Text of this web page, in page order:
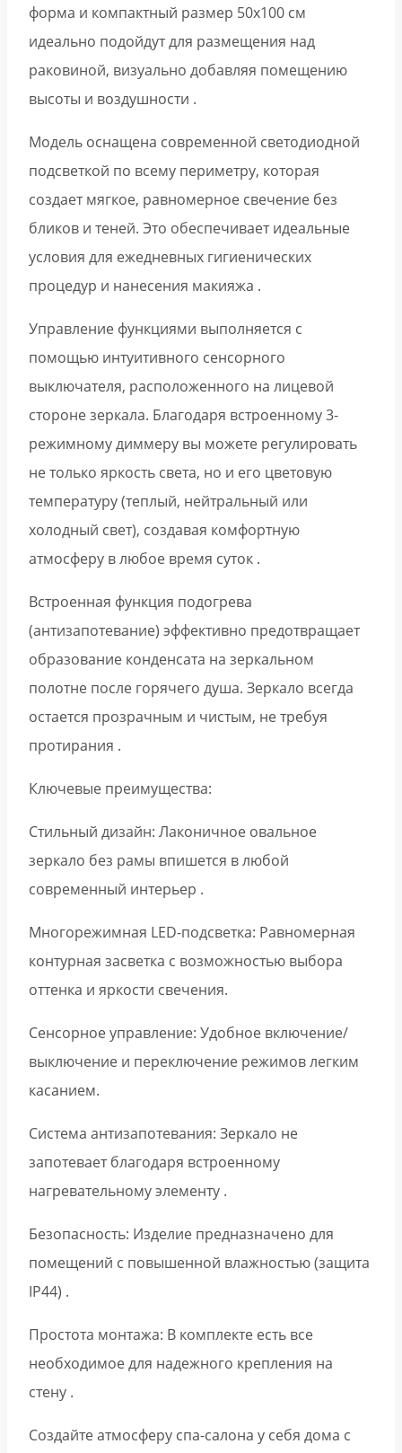
форма и компактный размер 50х100 см
идеально подойдут для размещения над
раковиной, визуально добавляя помещению
высоты и воздушности .
Модель оснащена современной светодиодной
подсветкой по всему периметру, которая
создает мягкое, равномерное свечение без
бликов и теней. Это обеспечивает идеальные
условия для ежедневных гигиенических
процедур и нанесения макияжа .
Управление функциями выполняется с
помощью интуитивного сенсорного
выключателя, расположенного на лицевой
стороне зеркала. Благодаря встроенному 3-
режимному диммеру вы можете регулировать
не только яркость света, но и его цветовую
температуру (теплый, нейтральный или
холодный свет), создавая комфортную
атмосферу в любое время суток .
Встроенная функция подогрева
(антизапотевание) эффективно предотвращает
образование конденсата на зеркальном
полотне после горячего душа. Зеркало всегда
остается прозрачным и чистым, не требуя
протирания .
Ключевые преимущества:
Стильный дизайн: Лаконичное овальное
зеркало без рамы впишется в любой
современный интерьер .
Многорежимная LED-подсветка: Равномерная
контурная засветка с возможностью выбора
оттенка и яркости свечения.
Сенсорное управление: Удобное включение/
выключение и переключение режимов легким
касанием.
Система антизапотевания: Зеркало не
запотевает благодаря встроенному
нагревательному элементу .
Безопасность: Изделие предназначено для
помещений с повышенной влажностью (защита
IP44) .
Простота монтажа: В комплекте есть все
необходимое для надежного крепления на
стену .
Создайте атмосферу спа-салона у себя дома с